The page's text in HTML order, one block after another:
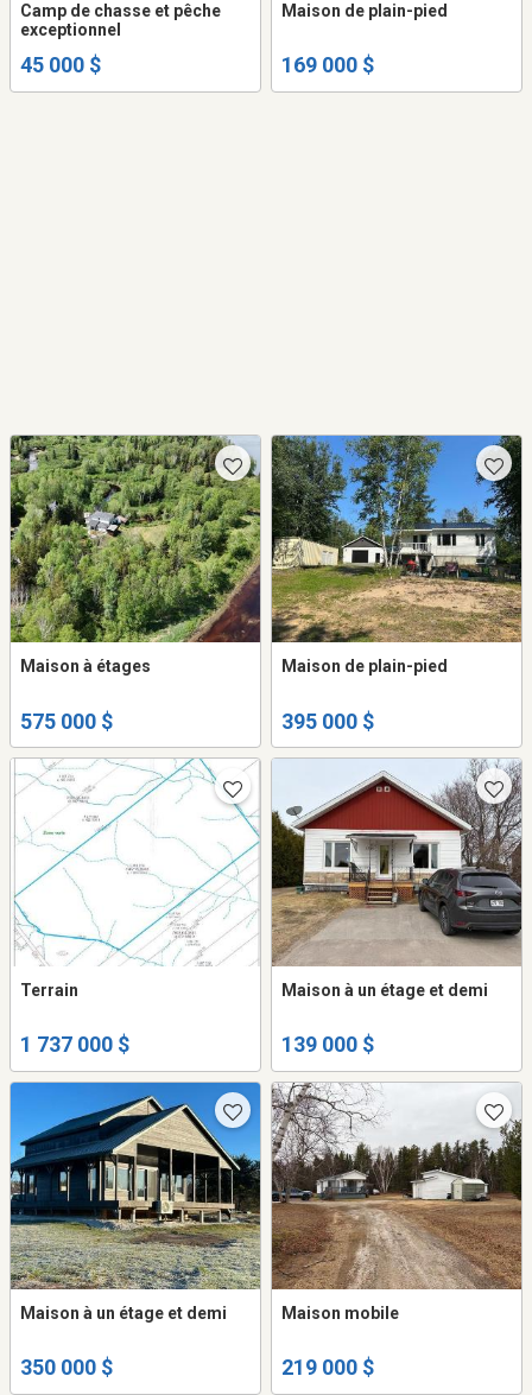
Camp de chasse et pêche
exceptionnel
45 000 $
Maison de plain-pied
169 000 $
Maison à étages
575 000 $
Maison de plain-pied
395 000 $
Terrain
1 737 000 $
Maison à un étage et demi
139 000 $
Maison à un étage et demi
350 000 $
Maison mobile
219 000 $